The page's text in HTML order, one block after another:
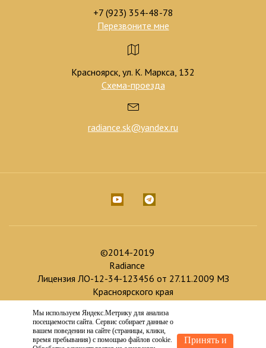
+7 (923) 354-48-78
Перезвоните мне
Красноярск, ул. К. Маркса, 132
Схема-проезда
radiance.sk@yandex.ru
©2014-2019
Radiance
Лицензия ЛО-12-34-123456 от 27.11.2009 МЗ
Красноярского края
Доработка и продвижение :
Создание сайта :
Мы используем Яндекс.Метрику для анализа
посещаемости сайта. Сервис собирает данные о
вашем поведении на сайте (страницы, клики,
время пребывания) с помощью файлов cookie.
Принять и